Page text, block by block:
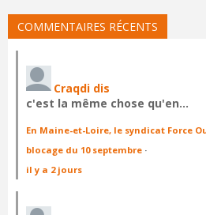
COMMENTAIRES RÉCENTS
Craqdi dis
c'est la même chose qu'en…
En Maine-et-Loire, le syndicat Force
blocage du 10 septembre ·
il y a 2 jours